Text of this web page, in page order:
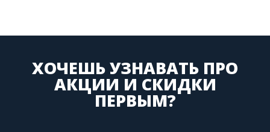
ХОЧЕШЬ УЗНАВАТЬ ПРО
АКЦИИ И СКИДКИ
ПЕРВЫМ?